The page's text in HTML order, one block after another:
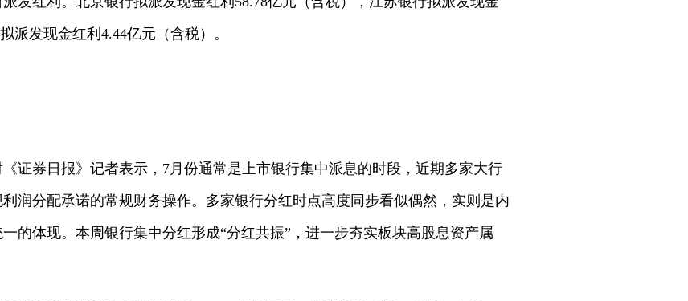
派发现金红利4.44亿元（含税）。
证券日报》记者表示，7月份通常是上市银行集中派息的时段，近期多家大行
润分配承诺的常规财务操作。多家银行分红时点高度同步看似偶然，实则是内
的体现。本周银行集中分红形成“分红共振”，进一步夯实板块高股息资产属